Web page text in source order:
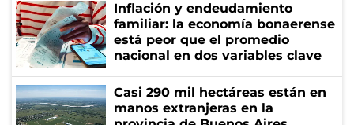
Inflación y endeudamiento
familiar: la economía bonaerense
está peor que el promedio
nacional en dos variables clave
Casi 290 mil hectáreas están en
manos extranjeras en la